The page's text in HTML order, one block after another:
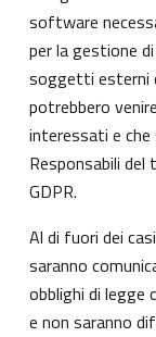
software
per la gestione
soggetti esterni
potrebbero
interessati e
Responsabili
GDPR.
Al di fuori dei
saranno
obblighi di legge
e non saranno